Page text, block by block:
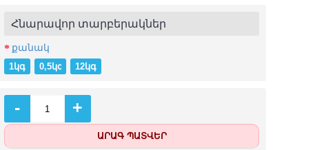
Հնարավոր տարբերակներ
քանակ
1կգ 0,5կգ (-֏ 1400)12կգ (+֏ 29600)
- +
ԱՐԱԳ ՊԱՏՎԵՐ